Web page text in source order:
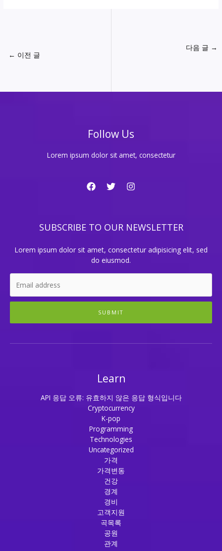
← 이전 글
다음 글 →
Follow Us
Lorem ipsum dolor sit amet, consectetur
SUBSCRIBE TO OUR NEWSLETTER
Lorem ipsum dolor sit amet, consectetur adipisicing elit, sed
do eiusmod.
SUBMIT
Learn
API 응답 오류: 유효하지 않은 응답 형식입니다
Cryptocurrency
K-pop
Programming
Technologies
Uncategorized
가격
가격변동
건강
경계
경비
고객지원
곡목록
공원
관계